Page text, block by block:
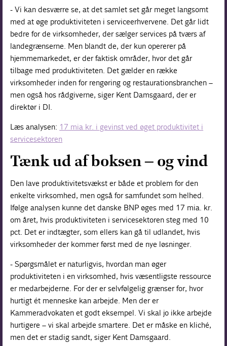
- Vi kan desværre se, at det samlet set går meget langsomt
med at øge produktiviteten i serviceerhvervene. Det går lidt
bedre for de virksomheder, der sælger services på tværs af
landegrænserne. Men blandt de, der kun opererer på
hjemmemarkedet, er der faktisk områder, hvor det går
tilbage med produktiviteten. Det gælder en række
virksomheder inden for rengøring og restaurationsbranchen –
men også hos rådgiverne, siger Kent Damsgaard, der er
direktør i DI.
Læs analysen: 17 mia kr. i gevinst ved øget produktivitet i
servicesektoren
Tænk ud af boksen – og vind
Den lave produktivitetsvækst er både et problem for den
enkelte virksomhed, men også for samfundet som helhed.
Ifølge analysen kunne det danske BNP øges med 17 mia. kr.
om året, hvis produktiviteten i servicesektoren steg med 10
pct. Det er indtægter, som ellers kan gå til udlandet, hvis
virksomheder der kommer først med de nye løsninger.
- Spørgsmålet er naturligvis, hvordan man øger
produktiviteten i en virksomhed, hvis væsentligste ressource
er medarbejderne. For der er selvfølgelig grænser for, hvor
hurtigt ét menneske kan arbejde. Men der er
Kammeradvokaten et godt eksempel. Vi skal jo ikke arbejde
hurtigere – vi skal arbejde smartere. Det er måske en kliché,
men det er stadig sandt, siger Kent Damsgaard.